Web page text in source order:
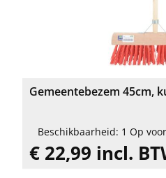
Gemeentebezem 45cm,
Beschikbaarheid: 1 Op
€ 22,99 incl.